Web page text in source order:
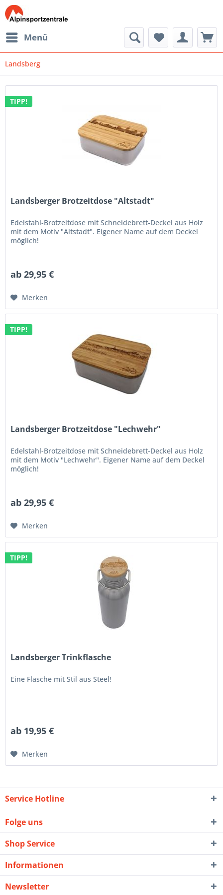
Menü
Landsberg
TIPP!
Landsberger Brotzeitdose "Altstadt"
Edelstahl-Brotzeitdose mit Schneidebrett-Deckel aus Holz
mit dem Motiv "Altstadt". Eigener Name auf dem Deckel
möglich!
ab 29,95 €
Merken
TIPP!
Landsberger Brotzeitdose "Lechwehr"
Edelstahl-Brotzeitdose mit Schneidebrett-Deckel aus Holz
mit dem Motiv "Lechwehr". Eigener Name auf dem Deckel
möglich!
ab 29,95 €
Merken
TIPP!
Landsberger Trinkflasche
Eine Flasche mit Stil aus Steel!
ab 19,95 €
Merken
Service Hotline
Folge uns
Shop Service
Informationen
Newsletter